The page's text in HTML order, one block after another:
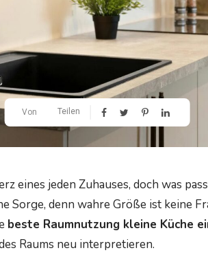
Von Teilen
eines jeden Zuhauses, doch was
Sorge, denn wahre Größe ist keine
beste Raumnutzung kleine Küche
Raums neu interpretieren.